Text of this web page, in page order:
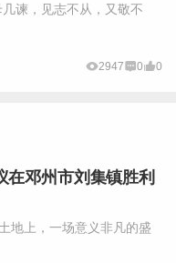
谏，见志不从，又敬不
2947 0 0
在邓州市刘集镇胜利
上，一场意义非凡的盛